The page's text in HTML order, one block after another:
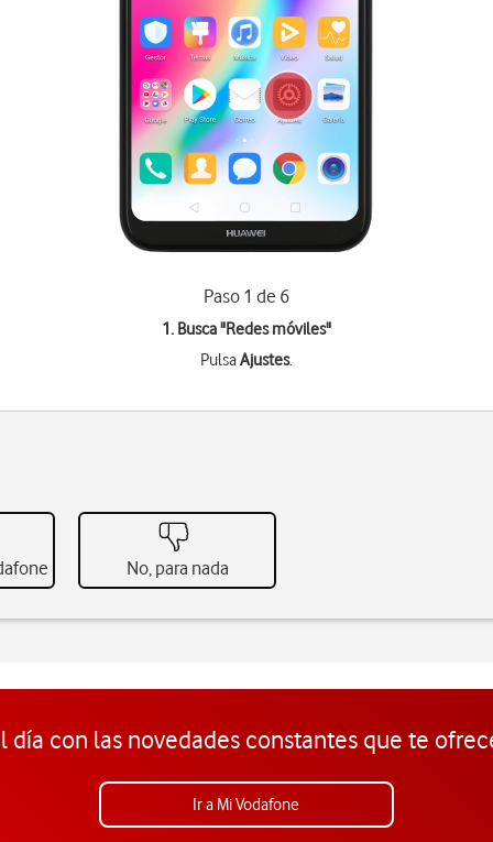
Paso 1 de 6
1. Busca "Redes móviles"
PulsaAjustes.
No, para nada
día con las novedades constantes que te
Ir a Mi Vodafone